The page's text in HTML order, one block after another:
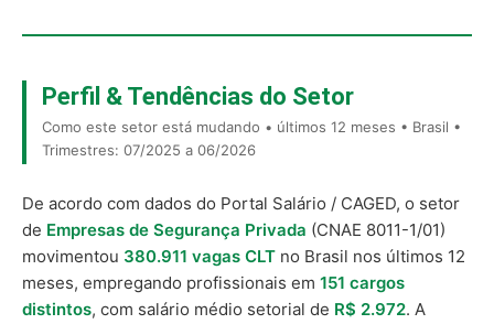
Perfil & Tendências do Setor
Como este setor está mudando • últimos 12 meses • Brasil •
Trimestres: 07/2025 a 06/2026
De acordo com dados do Portal Salário / CAGED, o setor
de Empresas de Segurança Privada (CNAE 8011-1/01)
movimentou 380.911 vagas CLT no Brasil nos últimos 12
meses, empregando profissionais em 151 cargos
distintos, com salário médio setorial de R$ 2.972. A